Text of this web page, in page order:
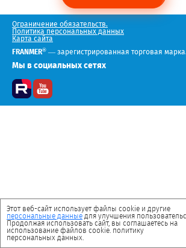
Ограничение обязательств.
Политика персональных данных
Карта сайта
FRANMER® — зарегистрированная торговая
Мы в социальных сетях
Этот веб-сайт использует файлы cookie и другие
персональные данные для улучшения
Продолжая использовать сайт, вы соглашаетесь на
использование файлов cookie. политику
персональных данных.